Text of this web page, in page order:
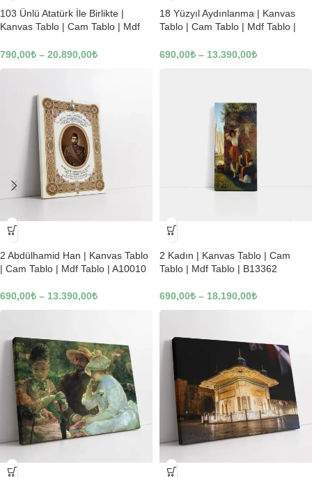
103 Ünlü Atatürk İle Birlikte |
Kanvas Tablo | Cam Tablo | Mdf
790,00₺ – 20.890,00₺
18 Yüzyıl Aydınlanma | Kanvas
Tablo | Cam Tablo | Mdf Tablo |
690,00₺ – 13.390,00₺
-23%
2 Abdülhamid Han | Kanvas Tablo
| Cam Tablo | Mdf Tablo | A10010
690,00₺ – 13.390,00₺
-23%
2 Kadın | Kanvas Tablo | Cam
Tablo | Mdf Tablo | B13362
690,00₺ – 18.190,00₺